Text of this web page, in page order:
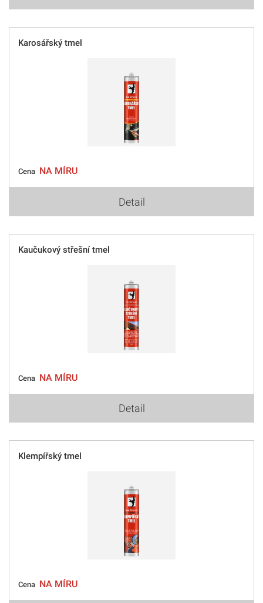
Karosářský tmel
Cena NA MÍRU
Detail
Kaučukový střešní tmel
Cena NA MÍRU
Detail
Klempířský tmel
Cena NA MÍRU